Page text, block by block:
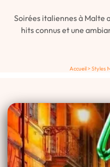
Soirées italiennes à Malte
hits connus et une
Accueil>Styles